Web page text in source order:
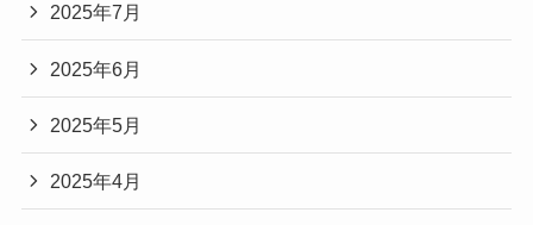
2025年7月
2025年6月
2025年5月
2025年4月